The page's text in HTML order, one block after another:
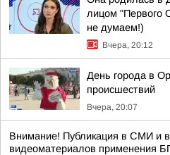
лицом "Первого
не думаем!)
Вчера, 20:12
День города в
происшествий
Вчера, 20:07
Внимание! Публикация в СМИ и
видеоматериалов применения